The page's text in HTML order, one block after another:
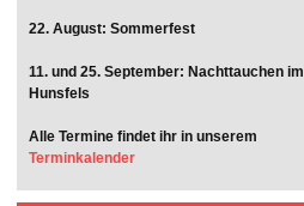
22. August: Sommerfest
11. und 25. September: Nachttauchen im
Hunsfels
Alle Termine findet ihr in unserem
Terminkalender